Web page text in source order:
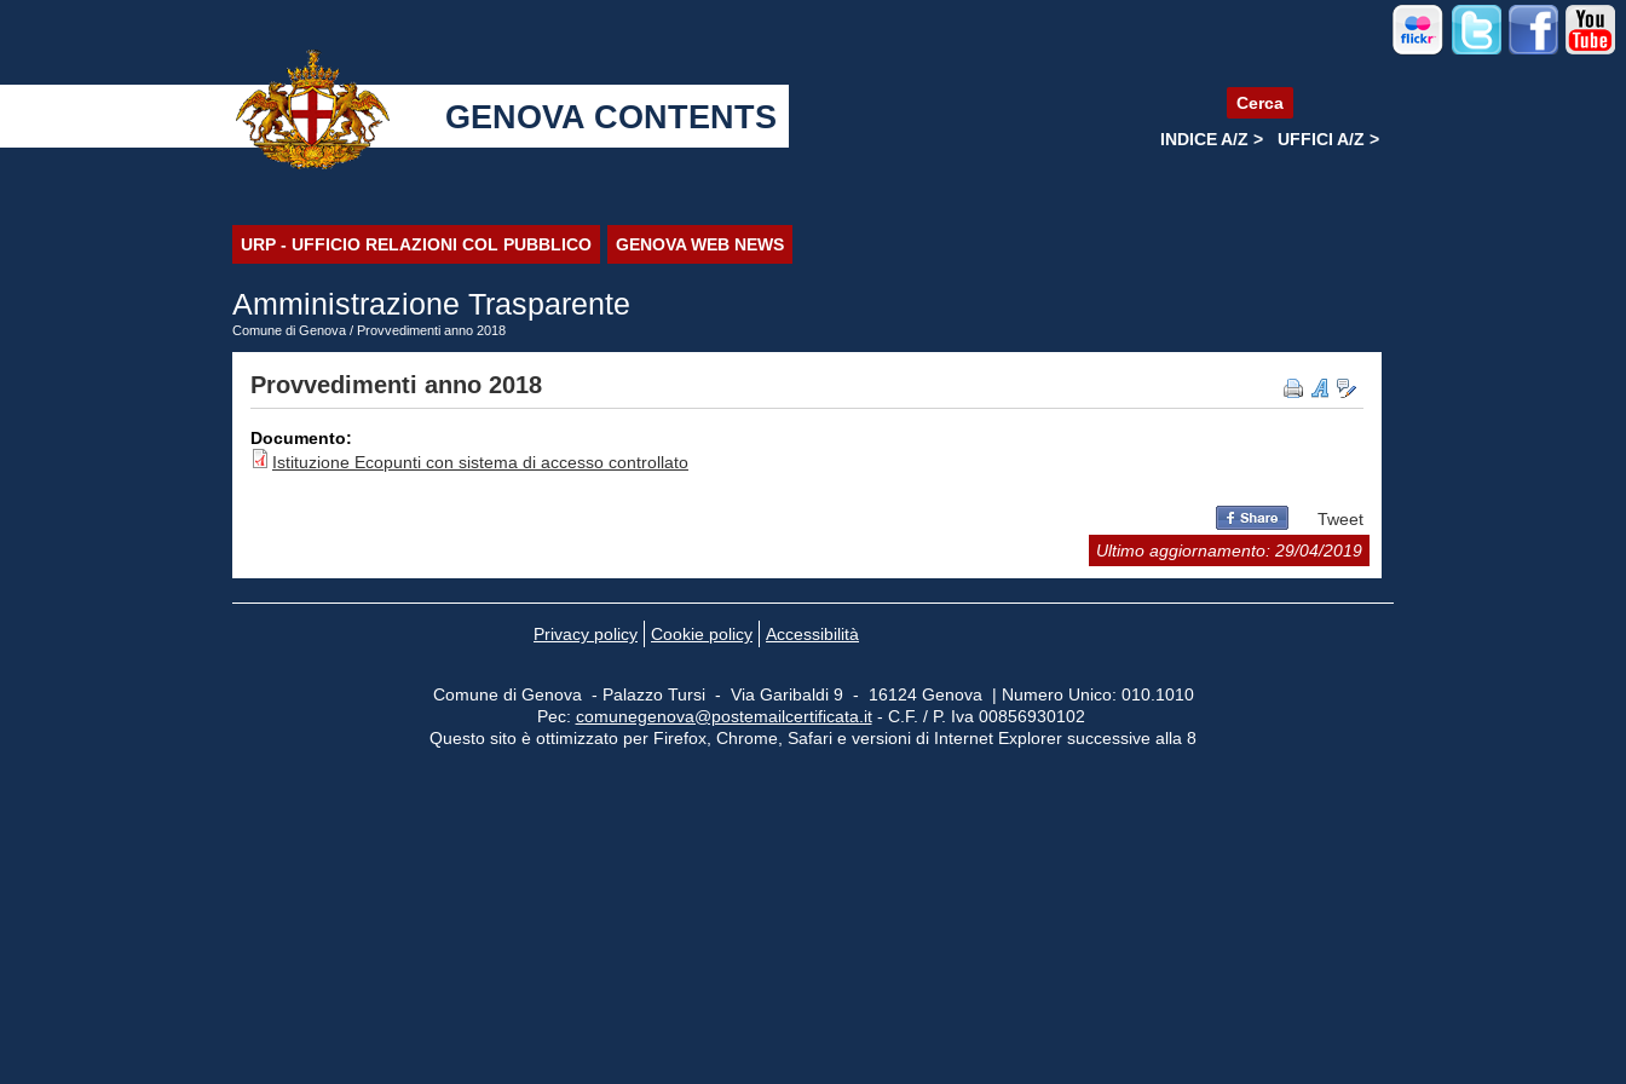
GENOVA CONTENTS
Cerca
INDICE A/Z >
UFFICI A/Z >
URP - UFFICIO RELAZIONI COL PUBBLICO GENOVA WEB NEWS
Amministrazione Trasparente
Comune di Genova / Provvedimenti anno 2018
Provvedimenti anno 2018
Documento:
Istituzione Ecopunti con sistema di accesso controllato
Tweet
Ultimo aggiornamento: 29/04/2019
Privacy policy Cookie policy Accessibilità
Comune di Genova - Palazzo Tursi - Via Garibaldi 9 - 16124 Genova | Numero Unico: 010.1010
Pec: comunegenova@postemailcertificata.it- C.F. / P. Iva 00856930102
Questo sito è ottimizzato per Firefox, Chrome, Safari e versioni di Internet Explorer successive alla 8